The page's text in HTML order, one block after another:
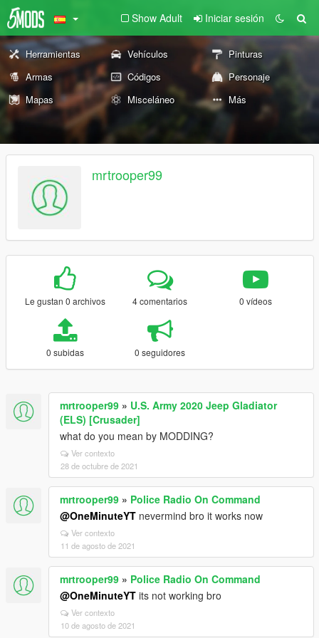
Show Adult Iniciar sesión
Herramientas Vehículos
Pinturas
Armas
Códigos
Personaje
Mapas
Misceláneo Más
mrtrooper99
Le gustan 0 archivos 4 comentarios 0 vídeos
0 subidas 0 seguidores
mrtrooper99 » U.S. Army 2020 Jeep Gladiator
(ELS) [Crusader]
what do you mean by MODDING?
Ver contexto
28 de octubre de 2021
mrtrooper99 » Police Radio On Command
@OneMinuteYT nevermind bro it works now
Ver contexto
11 de agosto de 2021
mrtrooper99 » Police Radio On Command
@OneMinuteYT its not working bro
Ver contexto
10 de agosto de 2021